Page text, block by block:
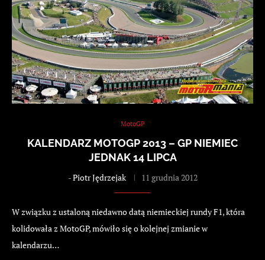
MotoGP
KALENDARZ MOTOGP 2013 – GP NIEMIEC
JEDNAK 14 LIPCA
-Piotr Jędrzejak 11 grudnia 2012
W związku z ustaloną niedawno datą niemieckiej rundy F1, która
kolidowała z MotoGP, mówiło się o kolejnej zmianie w
kalendarzu…